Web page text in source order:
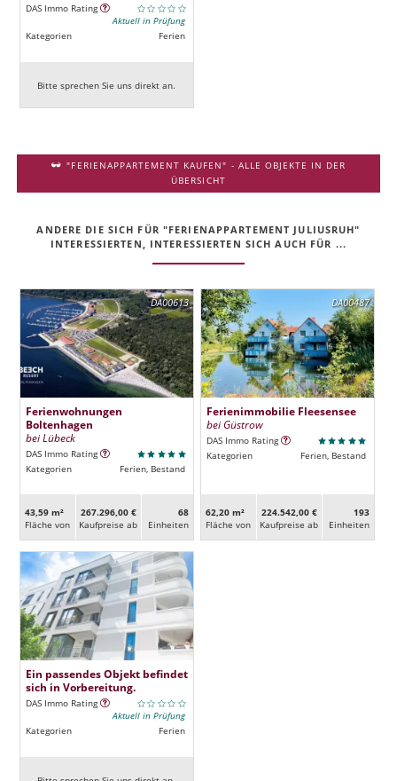
DAS Immo Rating
Aktuell in Prüfung
Kategorien
Ferien
Bitte sprechen Sie uns direkt an.
"FERIENAPPARTEMENT KAUFEN" - ALLE OBJEKTE IN DER
ÜBERSICHT
ANDERE DIE SICH FÜR "FERIENAPPARTEMENT JULIUSRUH"
INTERESSIERTEN, INTERESSIERTEN SICH AUCH FÜR ...
DA00613
Ferienwohnungen
Boltenhagen
bei Lübeck
DAS Immo Rating
Kategorien
Ferien, Bestand
43,59 m²
Fläche von
267.296,00 €
Kaufpreise ab
68
Ein­heiten
DA00487
Ferienimmobilie Fleesensee
bei Güstrow
DAS Immo Rating
Kategorien
Ferien, Bestand
62,20 m²
Fläche von
224.542,00 €
Kaufpreise ab
193
Ein­heiten
Ein passendes Objekt befindet
sich in Vorbereitung.
DAS Immo Rating
Aktuell in Prüfung
Kategorien
Ferien